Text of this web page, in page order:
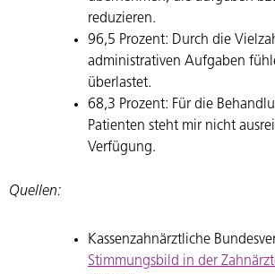
reduzieren.
96,5 Prozent: Durch die
administrativen Aufgaben
überlastet.
68,3 Prozent: Für die
Patienten steht mir nicht
Verfügung.
Quellen:
Kassenzahnärztliche
Stimmungsbild in der